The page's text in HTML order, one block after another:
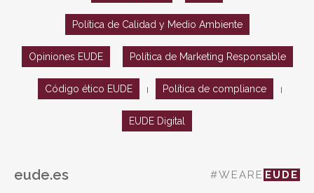
Política de Calidad y Medio Ambiente
Opiniones EUDE Política de Marketing Responsable
Código ético EUDE Política de compliance
EUDE Digital
eude.es #WEARE EUDE